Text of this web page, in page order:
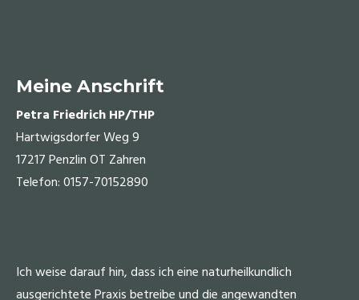
Meine Anschrift
Petra Friedrich HP/THP
Hartwigsdorfer Weg 9
17217 Penzlin OT Zahren
Telefon: 0157-70152890
Ich weise darauf hin, dass ich eine naturheilkundlich
ausgerichtete Praxis betreibe und die angewandten